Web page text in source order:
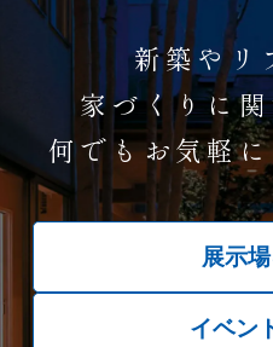
新築やリ
家づくりに
何でもお気軽
展示
イベン